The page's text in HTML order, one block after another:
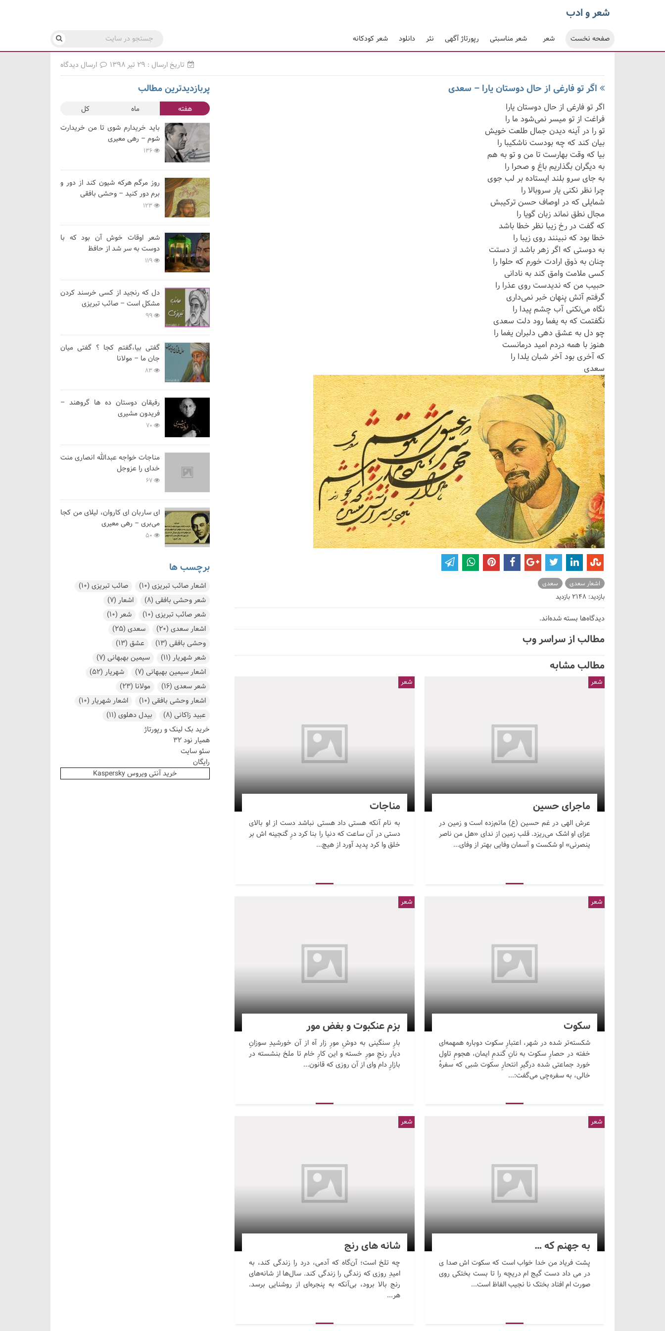
شعر و ادب
صفحه نخست شعر شعر مناسبتی رپورتاژ آگهی نثر دانلود شعر کودکانه
تاریخ ارسال : ۲۹ تیر ۱۳۹۸ ارسال دیدگاه
اگر تو فارغی از حال دوستان یارا – سعدی
اگر تو فارغی از حال دوستان یارا
فراغت از تو میسر نمی‌شود ما را
تو را در آینه دیدن جمال طلعت خویش
بیان کند که چه بودست ناشکیبا را
بیا که وقت بهارست تا من و تو به هم
به دیگران بگذاریم باغ و صحرا را
به جای سرو بلند ایستاده بر لب جوی
چرا نظر نکنی یار سروبالا را
شمایلی که در اوصاف حسن ترکیبش
مجال نطق نماند زبان گویا را
که گفت در رخ زیبا نظر خطا باشد
خطا بود که نبینند روی زیبا را
به دوستی که اگر زهر باشد از دستت
چنان به ذوق ارادت خورم که حلوا را
کسی ملامت وامق کند به نادانی
حبیب من که ندیدست روی عذرا را
گرفتم آتش پنهان خبر نمی‌داری
نگاه می‌نکنی آب چشم پیدا را
نگفتمت که به یغما رود دلت سعدی
چو دل به عشق دهی دلبران یغما را
هنوز با همه دردم امید درمانست
که آخری بود آخر شبان یلدا را
سعدی
اشعار سعدی سعدی
بازدید: 2148 بازدید
دیدگاه‌ها بسته شده‌اند.
مطالب از سراسر وب
مطالب مشابه
ماجرای حسین
عرش الهی در غم حسین (ع) ماتم‌زده است و زمین در
عزای او اشک می‌ریزد. قلب زمین از ندای «هل من ناصر
ینصرنی» او شکست و آسمان وفایی بهتر از وفای...
شعر
مناجات
به نام آنکه هستی داد هستی نباشد دست از او بالای
دستی در آن ساعت که دنیا را بنا کرد درِ گنجینه اش بر
خلق وا کرد پدید آورد از هیچ...
شعر
سکوت
شکسته‌تر شده در شهر، اعتبارِ سکوت دوباره همهمه‌ای
خفته در حصارِ سکوت به نانِ گندمِ ایمان، هجومِ تاول
خورد جماعتی شده درگیرِ انتحارِ سکوت شبی که سفرهٔ
خالی، به سفره‌چی می‌گفت:...
شعر
بزم عنکبوت و بغض مور
بارِ سنگینی به دوشِ مورِ زار آه از آن خورشیدِ سوزانِ
دیار رنجِ مورِ خسته و این کارِ خام تا ملخ بنشسته در
بازارِ دام وای از آن روزی که قانون...
شعر
به جهنم که …
پشت فریاد من خدا خواب است که سکوت اش صدا ی
در می داد دست گیج ام دریچه را تا بست بختکی روی
صورت ام افتاد بختک نا نجیب الفاظ است...
شعر
شانه های رنج
چه تلخ است؛ آن‌گاه که آدمی، درد را زندگی کند، به
امیدِ روزی که زندگی را زندگی کند. سال‌ها از شانه‌های
رنج بالا برود، بی‌آنکه به پنجره‌ای از روشنایی برسد.
هر...
شعر
پربازدیدترین مطالب
هفته ماه کل
باید خریدارم شوی تا من خریدارت
شوم – رهی معیری
136
روز مرگم هرکه شیون کند از دور و
برم دور کنید – وحشی بافقی
123
شعر اوقات خوش آن بود که با
دوست به سر شد از حافظ
119
دل که رنجید از کسی خرسند کردن
مشکل است – صائب تبریزی
99
گفتی بیا،گفتم کجا ؟ گفتی میان
جان ما – مولانا
83
رفیقان دوستان ده ها گروهند –
فریدون مشیری
70
مناجات خواجه عبدالله انصاری منت
خدای را عزوجل
67
ای ساربان ای کاروان، لیلای من کجا
می‌بری – رهی معیری
50
برچسب ها
اشعار صائب تبریزی (10) صائب تبریزی (10)
شعر وحشی بافقی (8) اشعار (7)
شعر صائب تبریزی (10) شعر (10)
اشعار سعدی (20) سعدی (25)
وحشی بافقی (13) عشق (13)
شعر شهریار (11) سیمین بهبهانی (7)
اشعار سیمین بهبهانی (7) شهریار (52)
شعر سعدی (16) مولانا (23)
اشعار وحشی بافقی (10) اشعار شهریار (10)
عبید زاکانی (8) بیدل دهلوی (11)
خرید بک لینک و رپورتاژ
همیار نود 32
سئو سایت
رایگان
خرید آنتی ویروس Kaspersky